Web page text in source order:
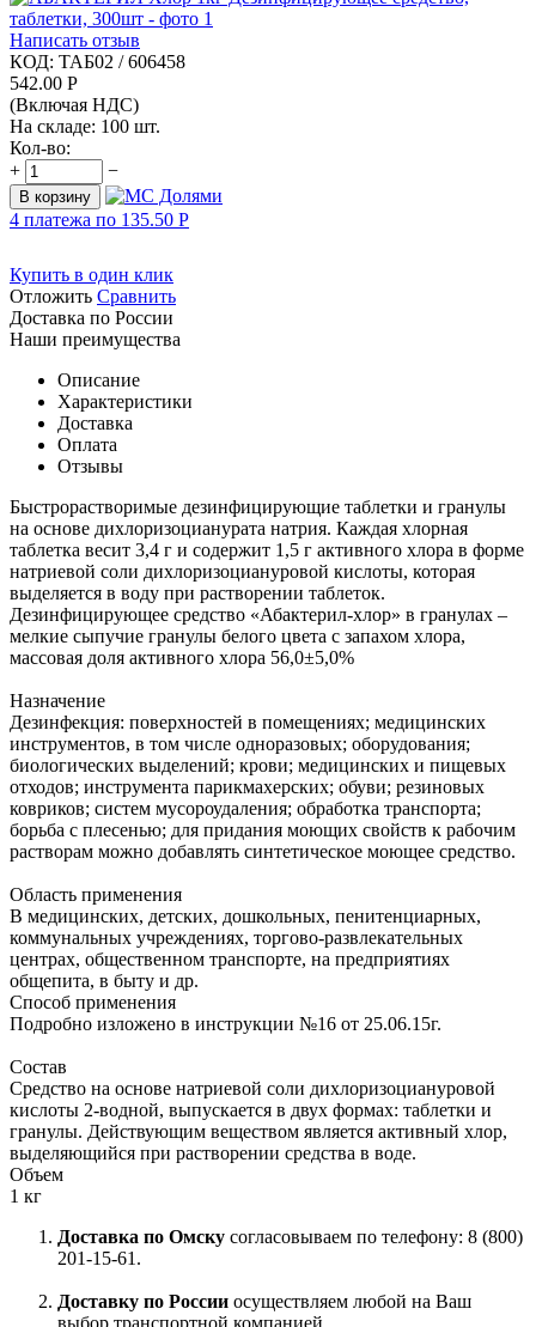
Написать отзыв
КОД: ТАБ02 / 606458
542.00 Р
(Включая НДС)
На складе: 100 шт.
Кол-во:
+
−
В корзину
4 платежа по 135.50 Р
Купить в один клик
Отложить Сравнить
Доставка по России
Наши преимущества
Описание
Характеристики
Доставка
Оплата
Отзывы
Быстрорастворимые дезинфицирующие таблетки и гранулы
на основе дихлоризоцианурата натрия. Каждая хлорная
таблетка весит 3,4 г и содержит 1,5 г активного хлора в форме
натриевой соли дихлоризоциануровой кислоты, которая
выделяется в воду при растворении таблеток.
Дезинфицирующее средство «Абактерил-хлор» в гранулах –
мелкие сыпучие гранулы белого цвета c запахом хлора,
массовая доля активного хлора 56,0±5,0%
Назначение
Дезинфекция: поверхностей в помещениях; медицинских
инструментов, в том числе одноразовых; оборудования;
биологических выделений; крови; медицинских и пищевых
отходов; инструмента парикмахерских; обуви; резиновых
ковриков; систем мусороудаления; обработка транспорта;
борьба с плесенью; для придания моющих свойств к рабочим
растворам можно добавлять синтетическое моющее средство.
Область применения
В медицинских, детских, дошкольных, пенитенциарных,
коммунальных учреждениях, торгово-развлекательных
центрах, общественном транспорте, на предприятиях
общепита, в быту и др.
Способ применения
Подробно изложено в инструкции №16 от 25.06.15г.
Состав
Средство на основе натриевой соли дихлоризоциануровой
кислоты 2-водной, выпускается в двух формах: таблетки и
гранулы. Действующим веществом является активный хлор,
выделяющийся при растворении средства в воде.
Объем
1 кг
Доставка по Омску согласовываем по телефону: 8 (800)
201-15-61.
Доставку по России осуществляем любой на Ваш
выбор транспортной компанией.